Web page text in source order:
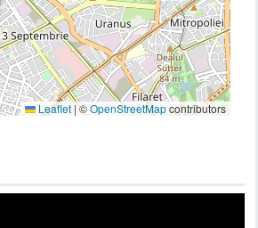
Leaflet |©OpenStreetMapcontributors